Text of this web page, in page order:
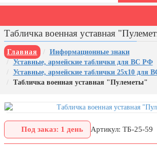
Все праздники
августа)
12 августа, День ВВС
22 августа, День Государственного
флага РФ
3 сентября, День солидарности в
борьбе с терроризмом
Табличка военная уставная
Главная
Информационные знаки
Уставные, армейские таблички для ВС РФ
Уставные, армейские таблички 25х10 для
Табличка военная уставная "Пулеметы"
Под заказ: 1 день Артикул: ТБ-25-59